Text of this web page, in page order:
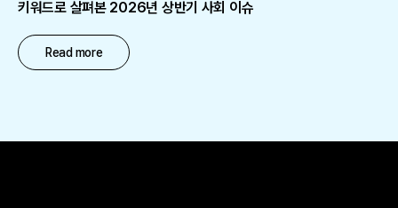
키워드로 살펴본 2026년 상반기 사회 이슈
Read more